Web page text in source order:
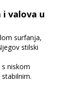
valova u
surfanja,
stilski
niskom